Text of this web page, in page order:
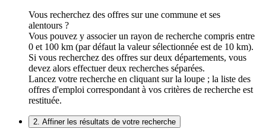
Vous recherchez des offres sur une commune et ses
alentours ?
Vous pouvez y associer un rayon de recherche compris entre
0 et 100 km (par défaut la valeur sélectionnée est de 10 km).
Si vous recherchez des offres sur deux départements, vous
devez alors effectuer deux recherches séparées.
Lancez votre recherche en cliquant sur la loupe ; la liste des
offres d'emploi correspondant à vos critères de recherche est
restituée.
2. Affiner les résultats de votre recherche